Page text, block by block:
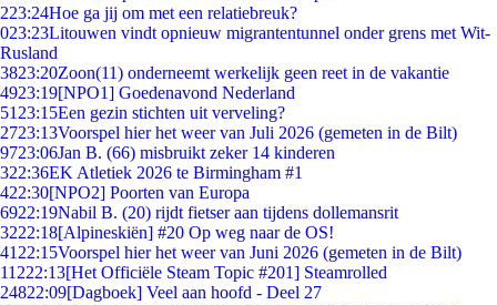
223:24Hoe ga jij om met een relatiebreuk?
023:23Litouwen vindt opnieuw migrantentunnel onder grens met Wit-
Rusland
3823:20Zoon(11) onderneemt werkelijk geen reet in de vakantie
4923:19[NPO1] Goedenavond Nederland
51 23:15Een gezin stichten uit verveling?
2723:13Voorspel hier het weer van Juli 2026 (gemeten in de Bilt)
9723:06Jan B. (66) misbruikt zeker 14 kinderen
322:36EK Atletiek 2026 te Birmingham #1
422:30[NPO2] Poorten van Europa
6922:19Nabil B. (20) rijdt fietser aan tijdens dollemansrit
3222:18[Alpineskiën] #20 Op weg naar de OS!
41 22:15Voorspel hier het weer van Juni 2026 (gemeten in de Bilt)
11222:13[Het Officiële Steam Topic #201] Steamrolled
24822:09[Dagboek] Veel aan hoofd - Deel 27